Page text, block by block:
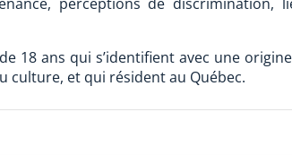
18 ans qui s’identifient avec une
culture, et qui résident au Québec.